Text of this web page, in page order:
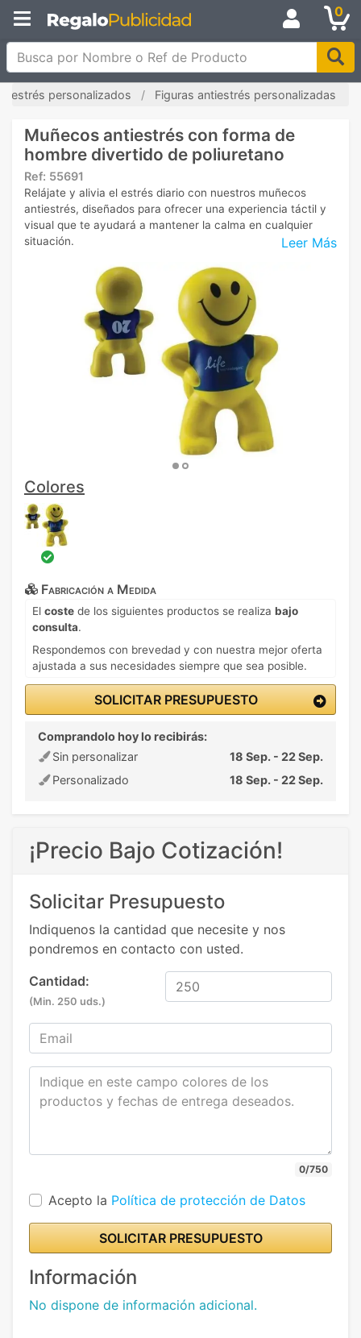
0
Busca por Nombre o Ref de Producto
personalizados Figuras antiestrés personalizadas
Muñecos antiestrés con forma de
hombre divertido de poliuretano
Ref: 55691
Leer Más
Relájate y alivia el estrés diario con nuestros muñecos
antiestrés, diseñados para ofrecer una experiencia táctil y
visual que te ayudará a mantener la calma en cualquier
situación.
Colores
Fabricación a Medida
El coste de los siguientes productos se realiza bajo
consulta.
Respondemos con brevedad y con nuestra mejor oferta
ajustada a sus necesidades siempre que sea posible.
SOLICITAR PRESUPUESTO
Comprandolo hoy lo recibirás:
Sin personalizar
18 Sep. - 22 Sep.
Personalizado
18 Sep. - 22 Sep.
¡Precio Bajo Cotización!
Solicitar Presupuesto
Indiquenos la cantidad que necesite y nos
pondremos en contacto con usted.
Cantidad:
(Min. 250 uds.)
0/750
Acepto la Política de protección de Datos
SOLICITAR PRESUPUESTO
Información
No dispone de información adicional.